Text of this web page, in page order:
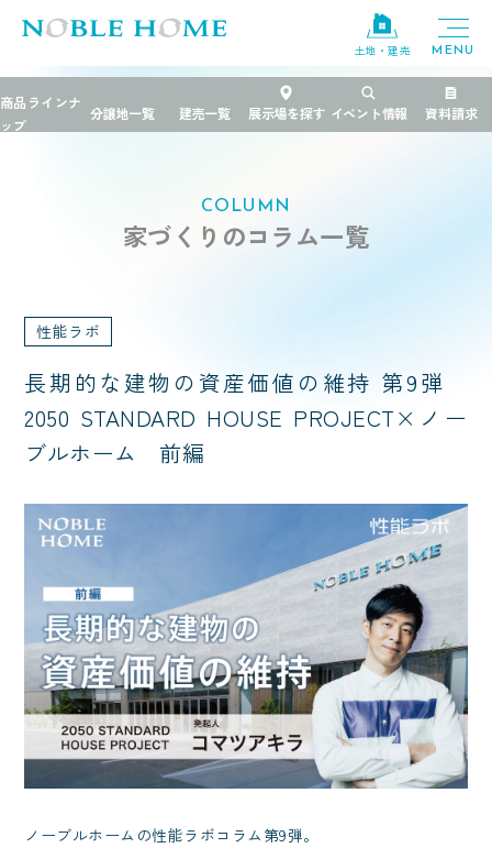
土地・建売
TOP>家づくりのコラム 長期的な建物の資産価値の維持 第9弾 2050
COLUMN
家づくりのコラム一覧
性能ラボ
長期的な建物の資産価値の維持 第9弾
2050 STANDARD HOUSE PROJECT×ノー
ブルホーム 前編
ノーブルホームの性能ラボコラム第9弾。